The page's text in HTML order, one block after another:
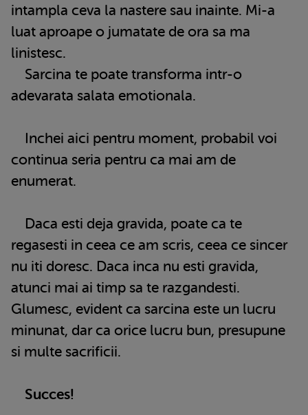
intampla ceva la nastere sau inainte. Mi-a
luat aproape o jumatate de ora sa ma
linistesc.
Sarcina te poate transforma intr-o
adevarata salata emotionala.
Inchei aici pentru moment, probabil voi
continua seria pentru ca mai am de
enumerat.
Daca esti deja gravida, poate ca te
regasesti in ceea ce am scris, ceea ce sincer
nu iti doresc. Daca inca nu esti gravida,
atunci mai ai timp sa te razgandesti.
Glumesc, evident ca sarcina este un lucru
minunat, dar ca orice lucru bun, presupune
si multe sacrificii.
Succes!